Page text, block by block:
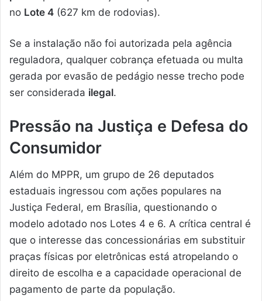
no Lote 4 (627 km de rodovias).
Se a instalação não foi autorizada pela agência
reguladora, qualquer cobrança efetuada ou multa
gerada por evasão de pedágio nesse trecho pode
ser considerada ilegal.
Pressão na Justiça e Defesa do
Consumidor
Além do MPPR, um grupo de 26 deputados
estaduais ingressou com ações populares na
Justiça Federal, em Brasília, questionando o
modelo adotado nos Lotes 4 e 6. A crítica central é
que o interesse das concessionárias em substituir
praças físicas por eletrônicas está atropelando o
direito de escolha e a capacidade operacional de
pagamento de parte da população.